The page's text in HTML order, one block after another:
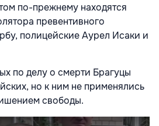
по-прежнему находятся
превентивного
полицейские Аурел Исаки и
по делу о смерти Брагуцы
но к ним не применялись
свободы.